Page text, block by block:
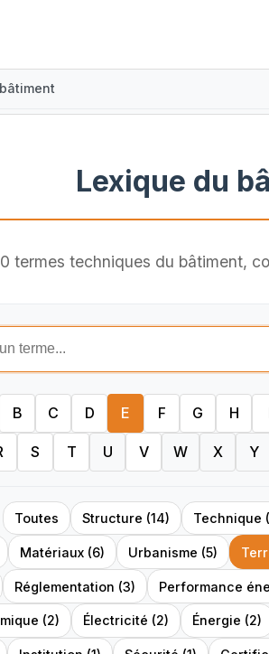
Lexique du
termes techniques du bâtiment,
B C D E F G H
S T U V W X Y
Toutes Structure (14) Technique
Matériaux (6) Urbanisme (5)
Réglementation (3) Performance
(2) Électricité (2) Énergie (2)